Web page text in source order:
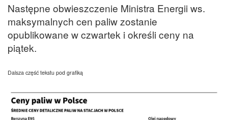
Następne obwieszczenie Ministra Energii ws.
maksymalnych cen paliw zostanie
opublikowane w czwartek i określi ceny na
piątek.
Dalsza część tekstu pod grafiką